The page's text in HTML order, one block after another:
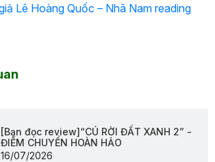
Lê Hoàng Quốc – Nhã Nam reading
[Bạn đọc review]“CÚ RỜI ĐẤT XANH 2” -
ĐIỂM CHUYỂN HOÀN HẢO
16/07/2026